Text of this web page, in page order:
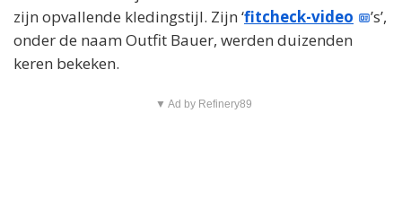
zijn opvallende kledingstijl. Zijn ‘fitcheck-video
’s’,
onder de naam Outfit Bauer, werden duizenden
keren bekeken.
▼ Ad by Refinery89